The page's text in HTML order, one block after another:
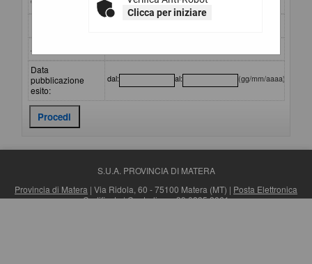
Clicca per iniziare
Aggiudicatario:
Data
pubblicazione
esito:
dal: al: (gg/mm/aaaa)
S.U.A. PROVINCIA DI MATERA
Provincia di Matera | Via Ridola, 60 - 75100 Matera (MT) | Posta Elettronica
Certificata| Centralino: +39 0835 3061